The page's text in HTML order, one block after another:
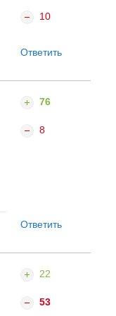
10
Ответить
76
8
Ответить
22
53